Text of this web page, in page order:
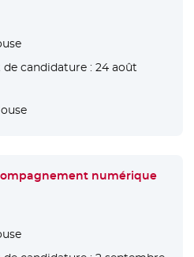
candidature : 24 août
numérique